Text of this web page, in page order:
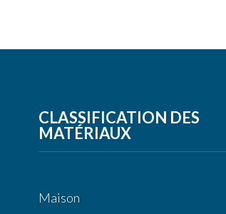
CLASSIFICATION DES
MATÉRIAUX
Maison